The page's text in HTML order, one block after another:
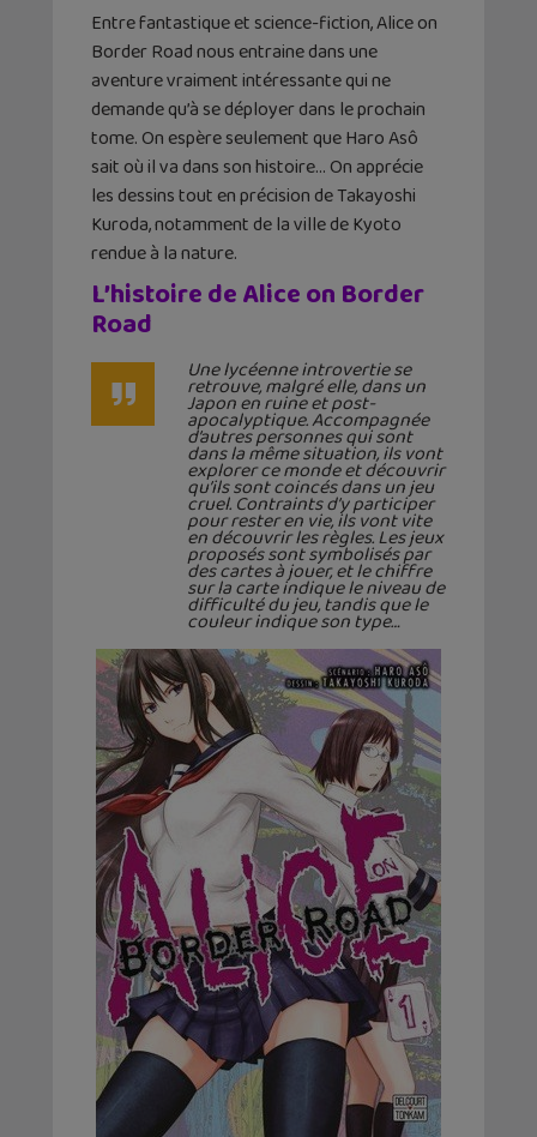
Entre fantastique et science-fiction, Alice on
Border Road nous entraine dans une
aventure vraiment intéressante qui ne
demande qu’à se déployer dans le prochain
tome. On espère seulement que Haro Asô
sait où il va dans son histoire… On apprécie
les dessins tout en précision de Takayoshi
Kuroda, notamment de la ville de Kyoto
rendue à la nature.
L’histoire de Alice on Border
Road
Une lycéenne introvertie se
retrouve, malgré elle, dans un
Japon en ruine et post-
apocalyptique. Accompagnée
d’autres personnes qui sont
dans la même situation, ils vont
explorer ce monde et découvrir
qu’ils sont coincés dans un jeu
cruel. Contraints d’y participer
pour rester en vie, ils vont vite
en découvrir les règles. Les jeux
proposés sont symbolisés par
des cartes à jouer, et le chiffre
sur la carte indique le niveau de
difficulté du jeu, tandis que le
couleur indique son type…